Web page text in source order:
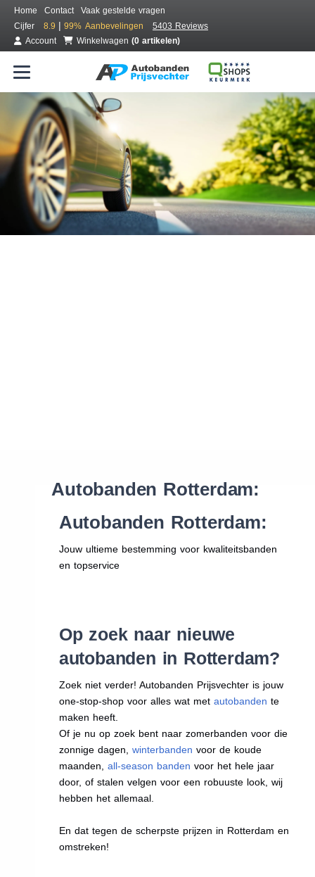
Home Contact
Vaak gestelde vragen
Cijfer
8.9 | 99% Aanbevelingen
5403 Reviews
Account
Winkelwagen (0 artikelen)
Bestel voordelig banden online
Gratis bezorgd of montage bij jou in de buurt
Seizoen:
Merken:
Autobanden Rotterdam:
Autobanden Rotterdam:
Jouw ultieme bestemming voor kwaliteitsbanden
en topservice
Op zoek naar nieuwe
autobanden in Rotterdam?
Zoek niet verder! Autobanden Prijsvechter is jouw
one-stop-shop voor alles wat met autobanden te
maken heeft.
Of je nu op zoek bent naar zomerbanden voor die
zonnige dagen, winterbanden voor de koude
maanden, all-season banden voor het hele jaar
door, of stalen velgen voor een robuuste look, wij
hebben het allemaal.
En dat tegen de scherpste prijzen in Rotterdam en
omstreken!